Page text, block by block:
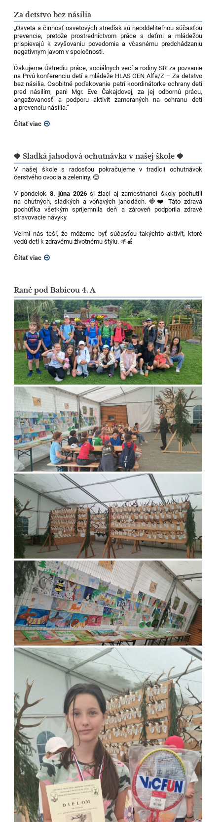
Za detstvo bez násilia
„Osveta a činnosť osvetových stredísk sú neoddeliteľnou súčasťou
prevencie, pretože prostredníctvom práce s deťmi a mládežou
prispievajú k zvyšovaniu povedomia a včasnému predchádzaniu
negatívnym javom v spoločnosti.
Ďakujeme Ústrediu práce, sociálnych vecí a rodiny SR za pozvanie
na Prvú konferenciu detí a mládeže HLAS GEN Alfa/Z – Za detstvo
bez násilia. Osobitné poďakovanie patrí koordinátorke ochrany detí
pred násilím, pani Mgr. Eve Čakajdovej, za jej odbornú prácu,
angažovanosť a podporu aktivít zameraných na ochranu detí
a prevenciu násilia.“
Čítať viac
🍓 Sladká jahodová ochutnávka v našej škole 🍓
V našej škole s radosťou pokračujeme v tradícii ochutnávok
čerstvého ovocia a zeleniny. 😊
V pondelok 8. júna 2026si žiaci aj zamestnanci školy pochutili
na chutných, sladkých a voňavých jahodách. 🍓❤️ Táto zdravá
pochúťka všetkým spríjemnila deň a zároveň podporila zdravé
stravovacie návyky.
Veľmi nás teší, že môžeme byť súčasťou takýchto aktivít, ktoré
vedú deti k zdravému životnému štýlu. 🌱🍎
Čítať viac
Ranč pod Babicou 4. A